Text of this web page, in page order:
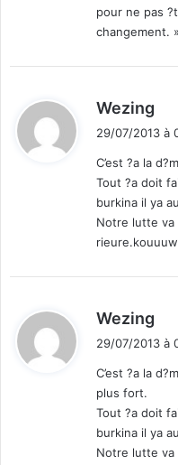
pour ne pas
changement. »
Wezing
:
29/07/2013 à
C’est ?a la
Tout ?a doit
burkina il ya
Notre lutte va
Wezing
29/07/2013 à
C’est ?a la
plus fort.
Tout ?a doit
burkina il ya
Notre lutte va